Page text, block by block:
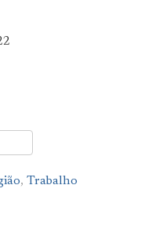
, Trabalho